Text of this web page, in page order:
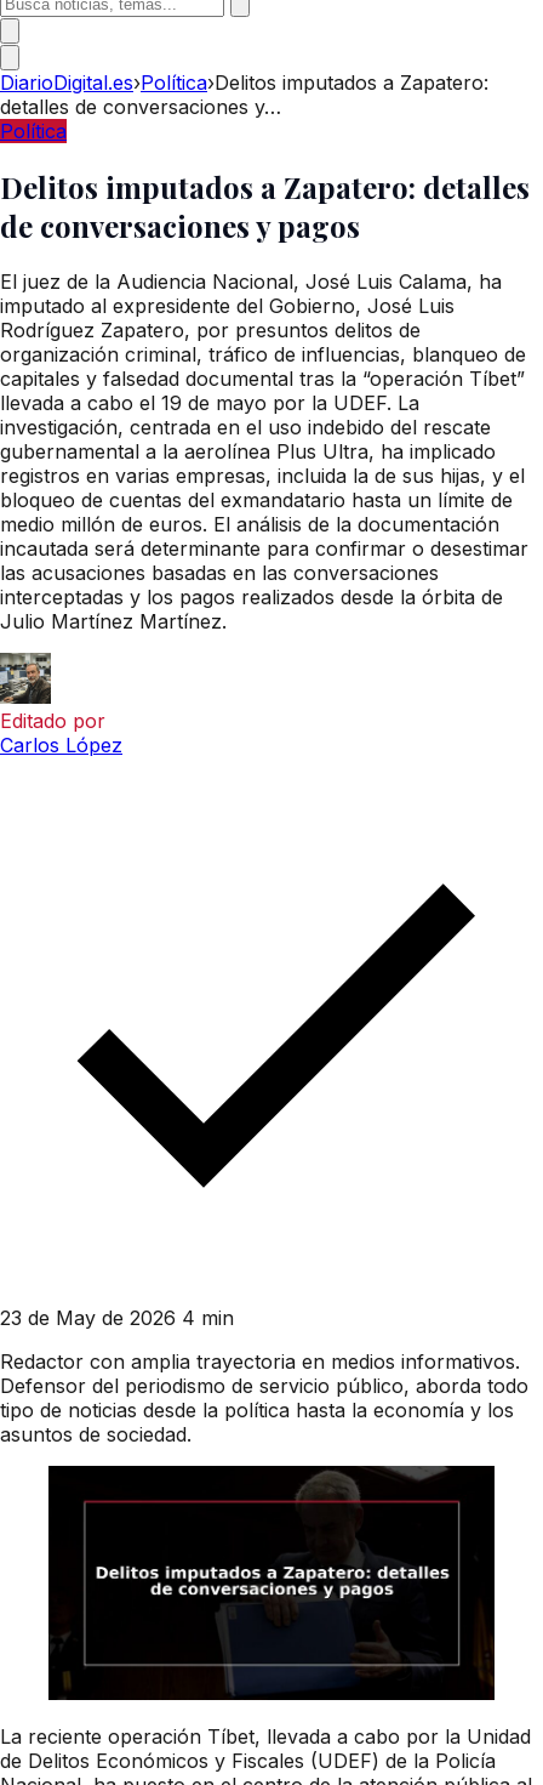
DiarioDigital.es›Política›Delitos imputados a Zapatero:
detalles de conversaciones y…
Política
Delitos imputados a Zapatero: detalles
de conversaciones y pagos
El juez de la Audiencia Nacional, José Luis Calama, ha
imputado al expresidente del Gobierno, José Luis
Rodríguez Zapatero, por presuntos delitos de
organización criminal, tráfico de influencias, blanqueo de
capitales y falsedad documental tras la “operación Tíbet”
llevada a cabo el 19 de mayo por la UDEF. La
investigación, centrada en el uso indebido del rescate
gubernamental a la aerolínea Plus Ultra, ha implicado
registros en varias empresas, incluida la de sus hijas, y el
bloqueo de cuentas del exmandatario hasta un límite de
medio millón de euros. El análisis de la documentación
incautada será determinante para confirmar o desestimar
las acusaciones basadas en las conversaciones
interceptadas y los pagos realizados desde la órbita de
Julio Martínez Martínez.
Editado por
Carlos López
23 de May de 2026 4 min
Redactor con amplia trayectoria en medios informativos.
Defensor del periodismo de servicio público, aborda todo
tipo de noticias desde la política hasta la economía y los
asuntos de sociedad.
La reciente operación Tíbet, llevada a cabo por la Unidad
de Delitos Económicos y Fiscales (UDEF) de la Policía